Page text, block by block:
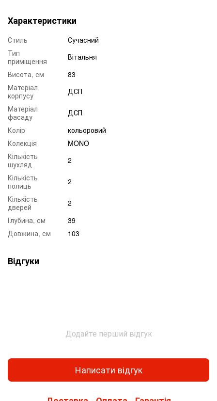
Характеристики
Стиль
Сучасний
Тип
приміщення
Вітальня
Висота, см
83
Матеріал
корпусу
ДСП
Матеріал
фасаду
ДСП
Колір
кольоровий
Колекція
MONO
Кількість
шухляд
2
Кількість
полиць
2
Кількість
дверей
2
Глубина, см
39
Довжина, см
103
Відгуки
Додайте перший відгук
Написати відгук